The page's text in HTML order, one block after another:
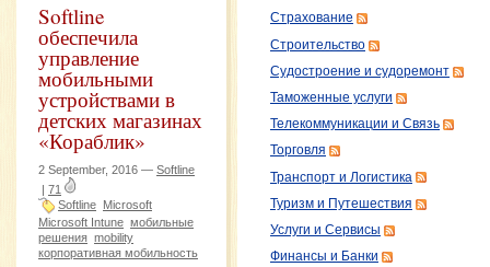
Softline
обеспечила
управление
мобильными
устройствами в
детских магазинах
«Кораблик»
2 September, 2016 — Softline
71
Softline Microsoft
Microsoft Intune мобильные
решения mobility
корпоративная мобильность
Страхование
Строительство
Судостроение и судоремонт
Таможенные услуги
Телекоммуникации и Связь
Торговля
Транспорт и Логистика
Туризм и Путешествия
Услуги и Сервисы
Финансы и Банки